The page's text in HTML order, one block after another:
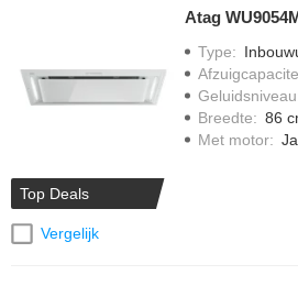
Top Deals
Vergelijk
Atag
Type:
Geluidsniveau
Breedte: 86
Met motor: Ja